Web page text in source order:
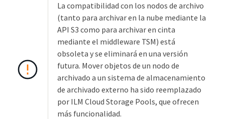
La compatibilidad con los nodos de archivo
(tanto para archivar en la nube mediante la
API S3 como para archivar en cinta
mediante el middleware TSM) está
obsoleta y se eliminará en una versión
futura. Mover objetos de un nodo de
archivado a un sistema de almacenamiento
de archivado externo ha sido reemplazado
por ILM Cloud Storage Pools, que ofrecen
más funcionalidad.